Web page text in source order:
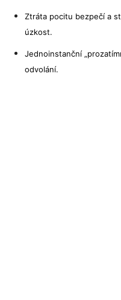
Ztráta pocitu bezpečí a
úzkost.
Jednoinstanční
odvolání.